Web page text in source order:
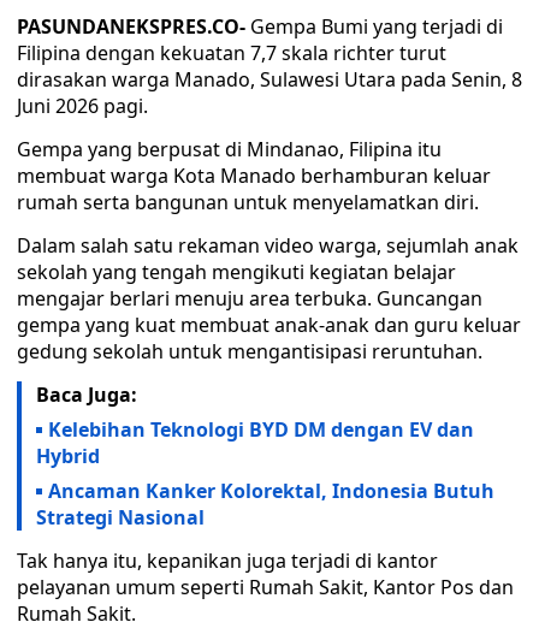
PASUNDANEKSPRES.CO- Gempa Bumi yang terjadi di
Filipina dengan kekuatan 7,7 skala richter turut
dirasakan warga Manado, Sulawesi Utara pada Senin, 8
Juni 2026 pagi.
Gempa yang berpusat di Mindanao, Filipina itu
membuat warga Kota Manado berhamburan keluar
rumah serta bangunan untuk menyelamatkan diri.
Dalam salah satu rekaman video warga, sejumlah anak
sekolah yang tengah mengikuti kegiatan belajar
mengajar berlari menuju area terbuka. Guncangan
gempa yang kuat membuat anak-anak dan guru keluar
gedung sekolah untuk mengantisipasi reruntuhan.
Baca Juga:
Kelebihan Teknologi BYD DM dengan EV dan
Hybrid
Ancaman Kanker Kolorektal, Indonesia Butuh
Strategi Nasional
Tak hanya itu, kepanikan juga terjadi di kantor
pelayanan umum seperti Rumah Sakit, Kantor Pos dan
Rumah Sakit.